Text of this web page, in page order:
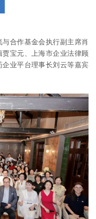
合作基金会执行副主席肖
宝元、上海市企业法律顾
业平台理事长刘云等嘉宾